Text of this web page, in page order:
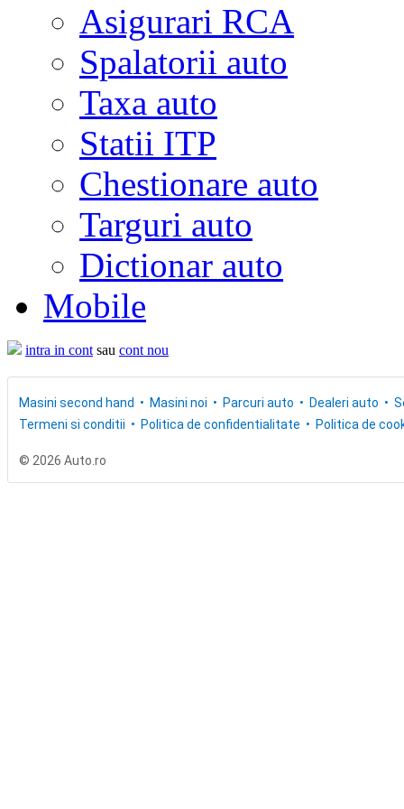
Asigurari RCA
Spalatorii auto
Taxa auto
Statii ITP
Chestionare auto
Targuri auto
Dictionar auto
Mobile
intra in contsau cont nou
Masini second hand Masini noi Parcuri auto Dealeri auto
Termeni si conditii
Politica de confidentialitate Politica de
© 2026 Auto.ro